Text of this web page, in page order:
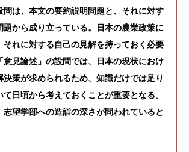
問は、本文の要約説明問題と、それに対す
題から成り立っている。日本の農業政策に
それに対する自己の見解を持っておく必要
意見論述」の設問では、日本の現状におけ
決策が求められるため、知識だけでは足り
日頃から考えておくことが重要となる。
志望学部への造詣の深さが問われていると